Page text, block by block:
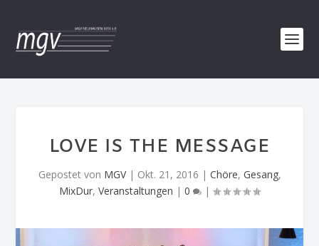
LOVE IS THE MESSAGE
Gepostet von MGV| Okt. 21, 2016 | Chöre, Gesang,
MixDur, Veranstaltungen | 0 |